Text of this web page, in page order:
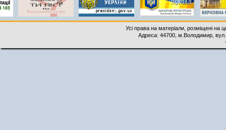
Усі права на матеріали, розміщені на
Адреса: 44700, м.Володимир,